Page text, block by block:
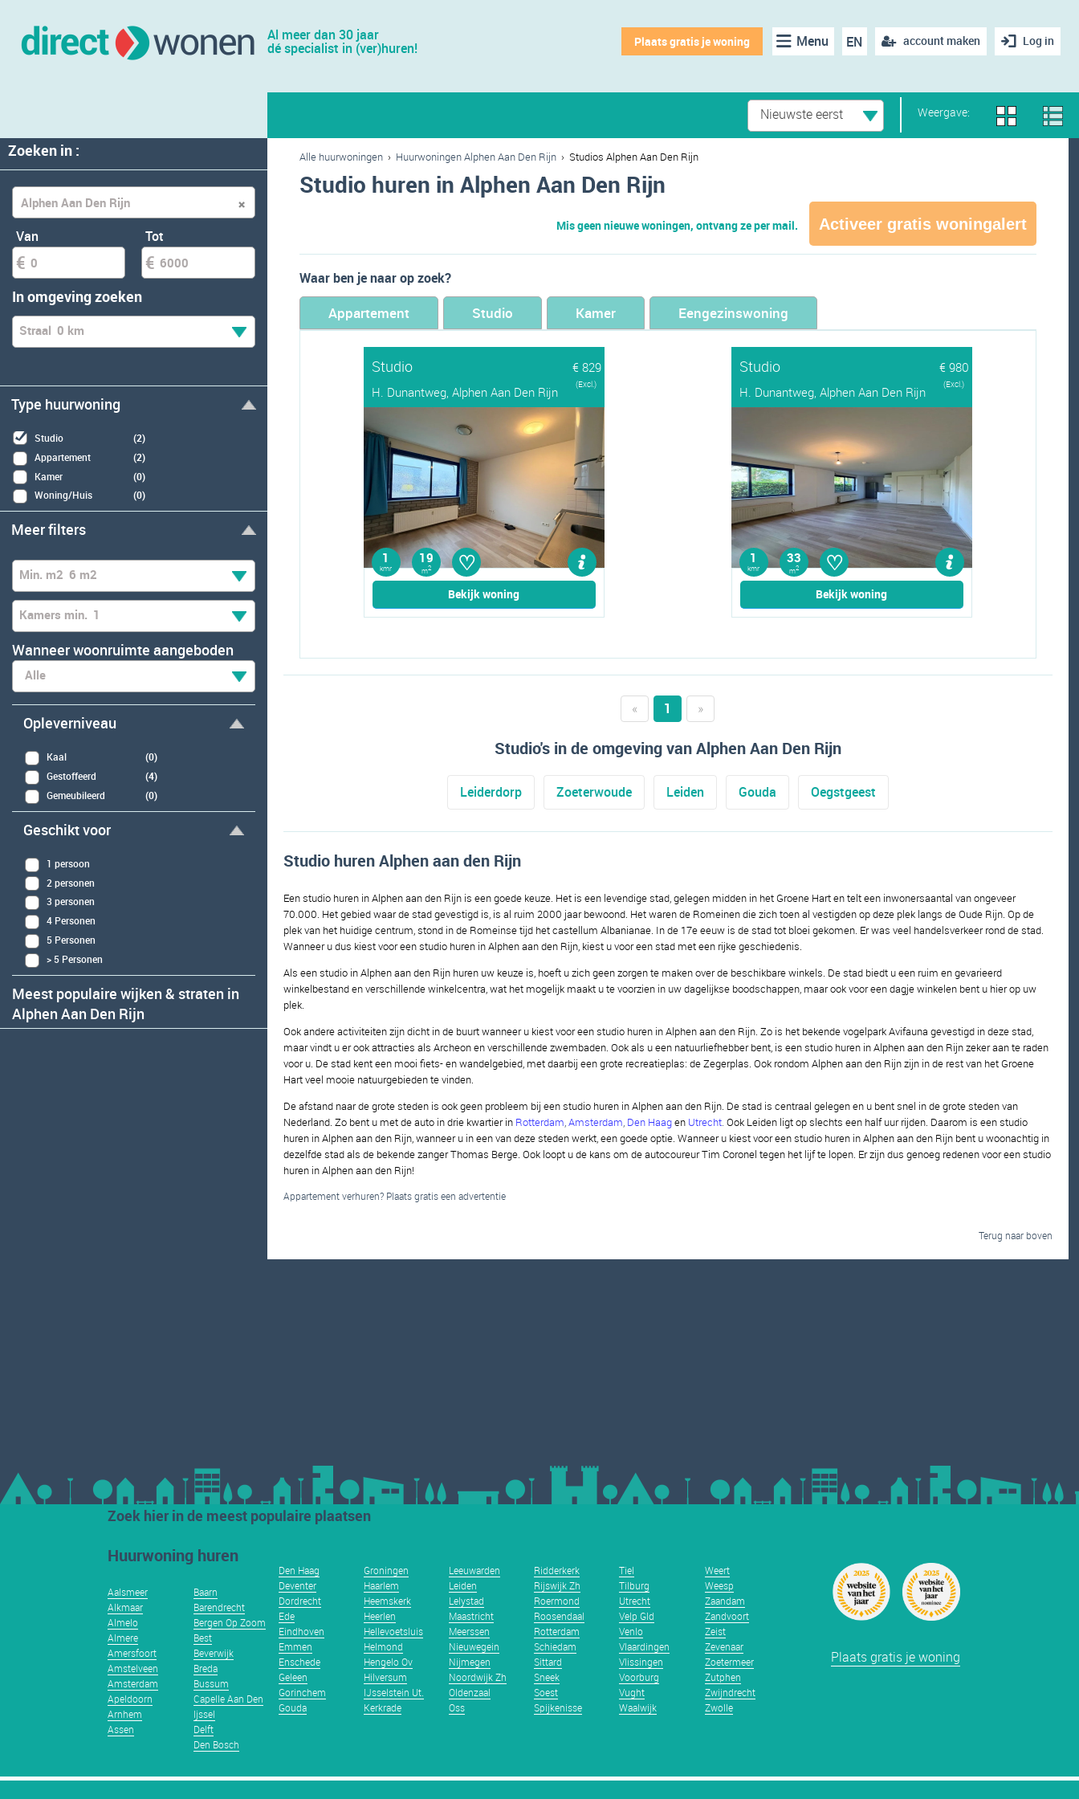
Al meer dan 30 jaar
dé specialist in (ver)huren! Log in
account maken
EN
Menu
Plaats gratis je woning
Weergave:
Nieuwste eerst
Zoeken in :
Van Tot
In omgeving zoeken
Straal 0 km
Type huurwoning
Studio
(2)
Appartement
(2)
Kamer
(0)
Woning/Huis
(0)
Meer filters
Min. m2 6 m2
Kamers min. 1
Wanneer woonruimte aangeboden
Alle
Opleverniveau
Kaal
(0)
Gestoffeerd
(4)
Gemeubileerd
(0)
Geschikt voor
1 persoon
2 personen
3 personen
4 Personen
5 Personen
> 5 Personen
Meest populaire wijken & straten in
Alphen Aan Den Rijn
Alle huurwoningen › Huurwoningen Alphen Aan Den Rijn › Studios Alphen Aan Den Rijn
Studio huren in Alphen Aan Den Rijn
Mis geen nieuwe woningen, ontvang ze per mail. Activeer gratis woningalert
Waar ben je naar op zoek?
Appartement Studio Kamer Eengezinswoning
Studio
€ 829
H. Dunantweg, Alphen Aan Den Rijn
(Excl.)
1
kmr
19
m2 ♡
Bekijk woning
Studio
€ 980
H. Dunantweg, Alphen Aan Den Rijn
(Excl.)
1
kmr
33
m2 ♡
Bekijk woning
« 1 »
Studio's in de omgeving van Alphen Aan Den Rijn
Leiderdorp Zoeterwoude Leiden Gouda Oegstgeest
Studio huren Alphen aan den Rijn
Een studio huren in Alphen aan den Rijn is een goede keuze. Het is een levendige stad, gelegen midden in het Groene Hart en telt een inwonersaantal van ongeveer
70.000. Het gebied waar de stad gevestigd is, is al ruim 2000 jaar bewoond. Het waren de Romeinen die zich toen al vestigden op deze plek langs de Oude Rijn. Op de
plek van het huidige centrum, stond in de Romeinse tijd het castellum Albanianae. In de 17e eeuw is de stad tot bloei gekomen. Er was veel handelsverkeer rond de stad.
Wanneer u dus kiest voor een studio huren in Alphen aan den Rijn, kiest u voor een stad met een rijke geschiedenis.
Als een studio in Alphen aan den Rijn huren uw keuze is, hoeft u zich geen zorgen te maken over de beschikbare winkels. De stad biedt u een ruim en gevarieerd
winkelbestand en verschillende winkelcentra, wat het mogelijk maakt u te voorzien in uw dagelijkse boodschappen, maar ook voor een dagje winkelen bent u hier op uw
plek.
Ook andere activiteiten zijn dicht in de buurt wanneer u kiest voor een studio huren in Alphen aan den Rijn. Zo is het bekende vogelpark Avifauna gevestigd in deze stad,
maar vindt u er ook attracties als Archeon en verschillende zwembaden. Ook als u een natuurliefhebber bent, is een studio huren in Alphen aan den Rijn zeker aan te raden
voor u. De stad kent een mooi fiets- en wandelgebied, met daarbij een grote recreatieplas: de Zegerplas. Ook rondom Alphen aan den Rijn zijn in de rest van het Groene
Hart veel mooie natuurgebieden te vinden.
De afstand naar de grote steden is ook geen probleem bij een studio huren in Alphen aan den Rijn. De stad is centraal gelegen en u bent snel in de grote steden van
Nederland. Zo bent u met de auto in drie kwartier in Rotterdam,Amsterdam, Den Haagen Utrecht. Ook Leiden ligt op slechts een half uur rijden. Daarom is een studio
huren in Alphen aan den Rijn, wanneer u in een van deze steden werkt, een goede optie. Wanneer u kiest voor een studio huren in Alphen aan den Rijn bent u woonachtig in
dezelfde stad als de bekende zanger Thomas Berge. Ook loopt u de kans om de autocoureur Tim Coronel tegen het lijf te lopen. Er zijn dus genoeg redenen voor een studio
huren in Alphen aan den Rijn!
Appartement verhuren? Plaats gratis een advertentie
Terug naar boven
Zoek hier in de meest populaire plaatsen
Huurwoning huren
Aalsmeer
Alkmaar
Almelo
Almere
Amersfoort
Amstelveen
Amsterdam
Apeldoorn
Arnhem
Assen
Baarn
Barendrecht
Bergen Op Zoom
Best
Beverwijk
Breda
Bussum
Capelle Aan Den
Ijssel
Delft
Den Bosch
Den Haag
Deventer
Dordrecht
Ede
Eindhoven
Emmen
Enschede
Geleen
Gorinchem
Gouda
Groningen
Haarlem
Heemskerk
Heerlen
Hellevoetsluis
Helmond
Hengelo Ov
Hilversum
IJsselstein Ut.
Kerkrade
Leeuwarden
Leiden
Lelystad
Maastricht
Meerssen
Nieuwegein
Nijmegen
Noordwijk Zh
Oldenzaal
Oss
Ridderkerk
Rijswijk Zh
Roermond
Roosendaal
Rotterdam
Schiedam
Sittard
Sneek
Soest
Spijkenisse
Tiel
Tilburg
Utrecht
Velp Gld
Venlo
Vlaardingen
Vlissingen
Voorburg
Vught
Waalwijk
Weert
Weesp
Zaandam
Zandvoort
Zeist
Zevenaar
Zoetermeer
Zutphen
Zwijndrecht
Zwolle
Plaats gratis je woning